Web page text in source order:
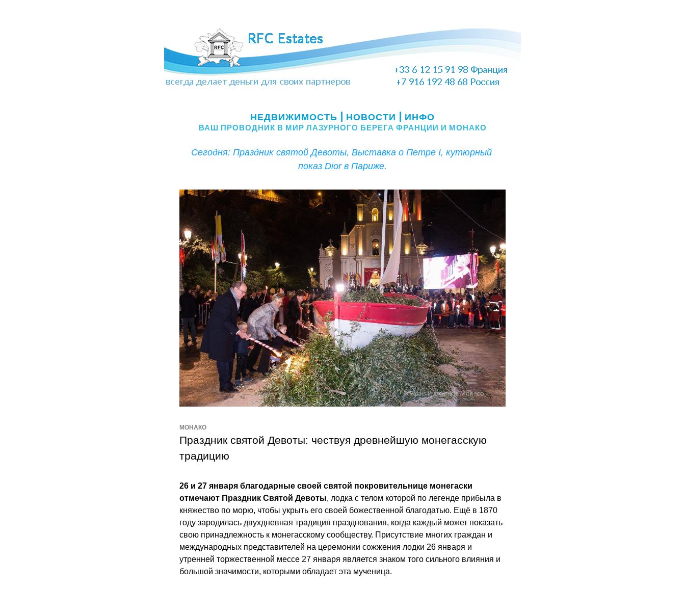
НЕДВИЖИМОСТЬ | НОВОСТИ | ИНФО
ВАШ ПРОВОДНИК В МИР ЛАЗУРНОГО БЕРЕГА ФРАНЦИИ И МОНАКО
Сегодня: Праздник святой Девоты, Выставка о Петре I, кутюрный
показ Dior в Париже.
МОНАКО
Праздник святой Девоты: чествуя древнейшую монегасскую
традицию
26 и 27 января благодарные своей святой покровительнице монегаски
отмечают Праздник Святой Девоты, лодка с телом которой по легенде прибыла в
княжество по морю, чтобы укрыть его своей божественной благодатью. Ещё в 1870
году зародилась двухдневная традиция празднования, когда каждый может показать
свою принадлежность к монегасскому сообществу. Присутствие многих граждан и
международных представителей на церемонии сожжения лодки 26 января и
утренней торжественной мессе 27 января является знаком того сильного влияния и
большой значимости, которыми обладает эта мученица.